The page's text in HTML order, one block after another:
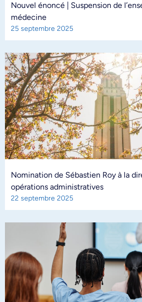
Nouvel énoncé | Suspension de
médecine
25 septembre 2025
Nomination de Sébastien Roy à la
opérations administratives
22 septembre 2025